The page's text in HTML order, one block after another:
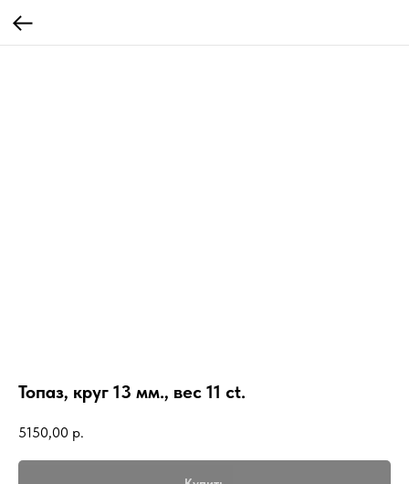
Топаз, круг 13 мм., вес 11 ct.
5150,00 р.